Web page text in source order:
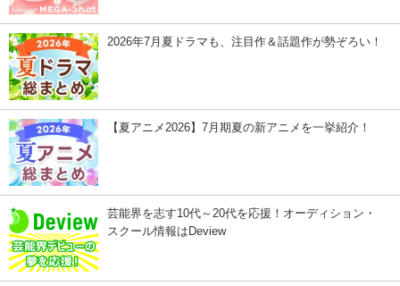
2026年7月夏ドラマも、注目作＆話題作が勢ぞろい！
【夏アニメ2026】7月期夏の新アニメを一挙紹介！
芸能界を志す10代～20代を応援！オーディション・
スクール情報はDeview